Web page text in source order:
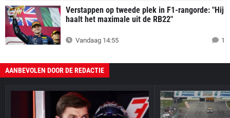
Verstappen op tweede plek in F1-rangorde: "Hij
haalt het maximale uit de RB22"
Vandaag 14:55 1
AANBEVOLEN DOOR DE REDACTIE